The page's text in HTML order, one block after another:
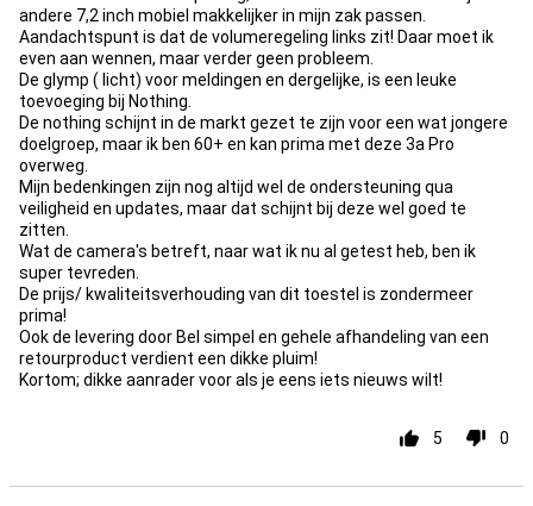
andere 7,2 inch mobiel makkelijker in mijn zak passen.
Aandachtspunt is dat de volumeregeling links zit! Daar moet ik
even aan wennen, maar verder geen probleem.
De glymp ( licht) voor meldingen en dergelijke, is een leuke
toevoeging bij Nothing.
De nothing schijnt in de markt gezet te zijn voor een wat jongere
doelgroep, maar ik ben 60+ en kan prima met deze 3a Pro
overweg.
Mijn bedenkingen zijn nog altijd wel de ondersteuning qua
veiligheid en updates, maar dat schijnt bij deze wel goed te
zitten.
Wat de camera's betreft, naar wat ik nu al getest heb, ben ik
super tevreden.
De prijs/ kwaliteitsverhouding van dit toestel is zondermeer
prima!
Ook de levering door Bel simpel en gehele afhandeling van een
retourproduct verdient een dikke pluim!
Kortom; dikke aanrader voor als je eens iets nieuws wilt!
5 0